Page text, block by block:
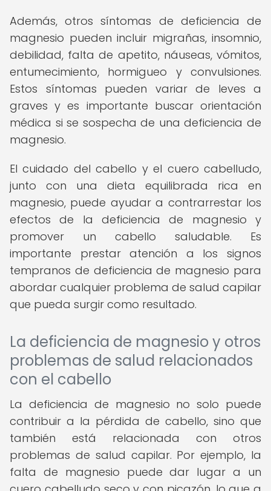
Además, otros síntomas de deficiencia de
magnesio pueden incluir migrañas, insomnio,
debilidad, falta de apetito, náuseas, vómitos,
entumecimiento, hormigueo y convulsiones.
Estos síntomas pueden variar de leves a
graves y es importante buscar orientación
médica si se sospecha de una deficiencia de
magnesio.
El cuidado del cabello y el cuero cabelludo,
junto con una dieta equilibrada rica en
magnesio, puede ayudar a contrarrestar los
efectos de la deficiencia de magnesio y
promover un cabello saludable. Es
importante prestar atención a los signos
tempranos de deficiencia de magnesio para
abordar cualquier problema de salud capilar
que pueda surgir como resultado.
La deficiencia de magnesio y otros
problemas de salud relacionados
con el cabello
La deficiencia de magnesio no solo puede
contribuir a la pérdida de cabello, sino que
también está relacionada con otros
problemas de salud capilar. Por ejemplo, la
falta de magnesio puede dar lugar a un